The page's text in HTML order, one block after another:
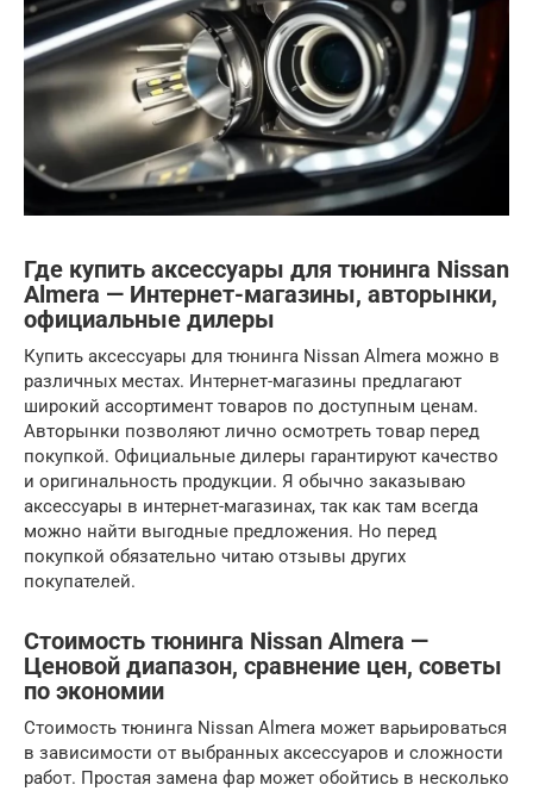
Где купить аксессуары для тюнинга Nissan
Almera — Интернет-магазины, авторынки,
официальные дилеры
Купить аксессуары для тюнинга Nissan Almera можно в
различных местах. Интернет-магазины предлагают
широкий ассортимент товаров по доступным ценам.
Авторынки позволяют лично осмотреть товар перед
покупкой. Официальные дилеры гарантируют качество
и оригинальность продукции. Я обычно заказываю
аксессуары в интернет-магазинах, так как там всегда
можно найти выгодные предложения. Но перед
покупкой обязательно читаю отзывы других
покупателей.
Стоимость тюнинга Nissan Almera —
Ценовой диапазон, сравнение цен, советы
по экономии
Стоимость тюнинга Nissan Almera может варьироваться
в зависимости от выбранных аксессуаров и сложности
работ. Простая замена фар может обойтись в несколько